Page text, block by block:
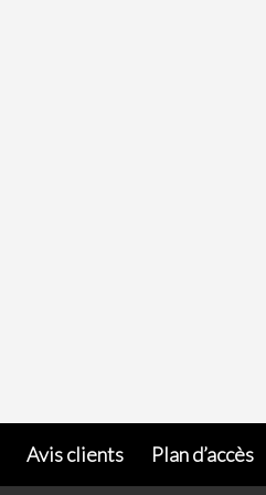
Avis clients Plan d’accès